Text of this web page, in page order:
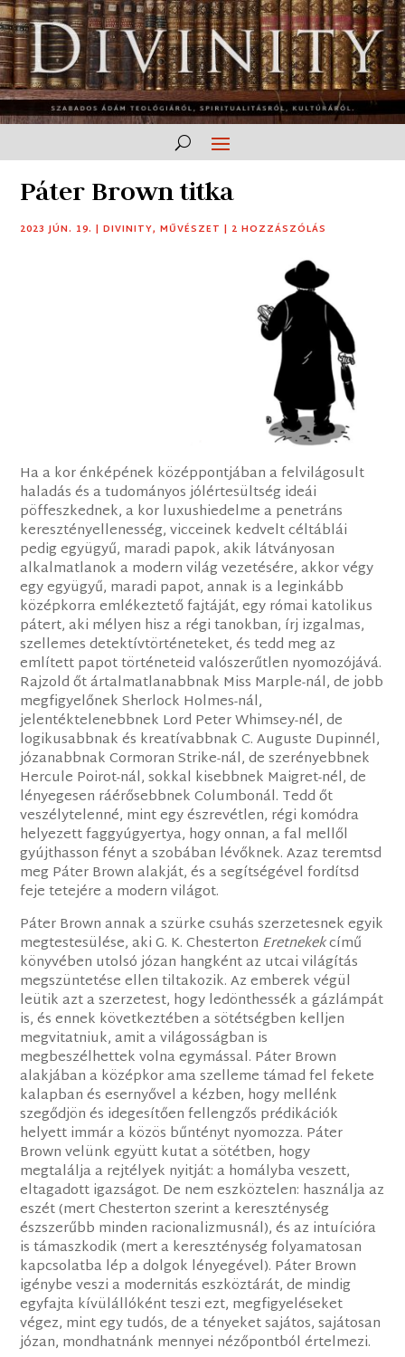
Páter Brown titka
2023 JÚN. 19. |DIVINITY,MŰVÉSZET | 2 HOZZÁSZÓLÁS
Ha a kor énképének középpontjában a felvilágosult
haladás és a tudományos jólértesültség ideái
pöffeszkednek, a kor luxushiedelme a penetráns
keresztényellenesség, vicceinek kedvelt céltáblái
pedig együgyű, maradi papok, akik látványosan
alkalmatlanok a modern világ vezetésére, akkor végy
egy együgyű, maradi papot, annak is a leginkább
középkorra emlékeztető fajtáját, egy római katolikus
pátert, aki mélyen hisz a régi tanokban, írj izgalmas,
szellemes detektívtörténeteket, és tedd meg az
említett papot történeteid valószerűtlen nyomozójává.
Rajzold őt ártalmatlanabbnak Miss Marple-nál, de jobb
megfigyelőnek Sherlock Holmes-nál,
jelentéktelenebbnek Lord Peter Whimsey-nél, de
logikusabbnak és kreatívabbnak C. Auguste Dupinnél,
józanabbnak Cormoran Strike-nál, de szerényebbnek
Hercule Poirot-nál, sokkal kisebbnek Maigret-nél, de
lényegesen ráérősebbnek Columbonál. Tedd őt
veszélytelenné, mint egy észrevétlen, régi komódra
helyezett faggyúgyertya, hogy onnan, a fal mellől
gyújthasson fényt a szobában lévőknek. Azaz teremtsd
meg Páter Brown alakját, és a segítségével fordítsd
feje tetejére a modern világot.
Páter Brown annak a szürke csuhás szerzetesnek egyik
megtestesülése, aki G. K. Chesterton Eretnekekcímű
könyvében utolsó józan hangként az utcai világítás
megszüntetése ellen tiltakozik. Az emberek végül
leütik azt a szerzetest, hogy ledönthessék a gázlámpát
is, és ennek következtében a sötétségben kelljen
megvitatniuk, amit a világosságban is
megbeszélhettek volna egymással. Páter Brown
alakjában a középkor ama szelleme támad fel fekete
kalapban és esernyővel a kézben, hogy mellénk
szegődjön és idegesítően fellengzős prédikációk
helyett immár a közös bűntényt nyomozza. Páter
Brown velünk együtt kutat a sötétben, hogy
megtalálja a rejtélyek nyitját: a homályba veszett,
eltagadott igazságot. De nem eszköztelen: használja az
eszét (mert Chesterton szerint a kereszténység
észszerűbb minden racionalizmusnál), és az intuícióra
is támaszkodik (mert a kereszténység folyamatosan
kapcsolatba lép a dolgok lényegével). Páter Brown
igénybe veszi a modernitás eszköztárát, de mindig
egyfajta kívülállóként teszi ezt, megfigyeléseket
végez, mint egy tudós, de a tényeket sajátos, sajátosan
józan, mondhatnánk mennyei nézőpontból értelmezi.